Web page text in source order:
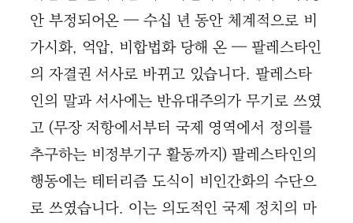
안 부정되어온 — 수십 년 동안 체계적으로 비
가시화, 억압, 비합법화 당해 온 — 팔레스타인
의 자결권 서사로 바뀌고 있습니다. 팔레스타
인의 말과 서사에는 반유대주의가 무기로 쓰였
고 (무장 저항에서부터 국제 영역에서 정의를
추구하는 비정부기구 활동까지) 팔레스타인의
행동에는 테터리즘 도식이 비인간화의 수단으
로 쓰였습니다. 이는 의도적인 국제 정치의 마